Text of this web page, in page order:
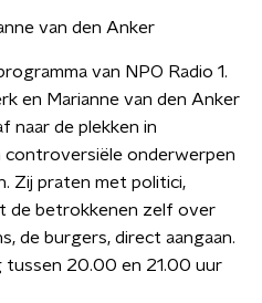
van den Anker
van NPO Radio 1.
en Marianne van den Anker
naar de plekken in
controversiële onderwerpen
Zij praten met politici,
de betrokkenen zelf over
de burgers, direct aangaan.
tussen 20.00 en 21.00 uur